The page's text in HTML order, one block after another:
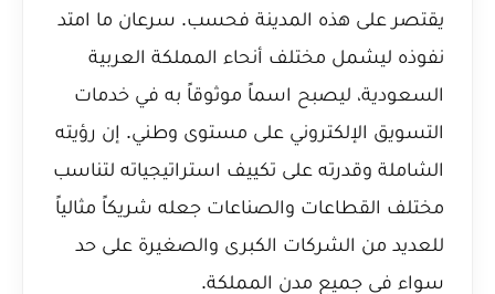
يقتصر على هذه المدينة فحسب. سرعان ما امتد
نفوذه ليشمل مختلف أنحاء المملكة العربية
السعودية، ليصبح اسماً موثوقاً به في خدمات
التسويق الإلكتروني على مستوى وطني. إن رؤيته
الشاملة وقدرته على تكييف استراتيجياته لتناسب
مختلف القطاعات والصناعات جعله شريكاً مثالياً
للعديد من الشركات الكبرى والصغيرة على حد
سواء في جميع مدن المملكة.